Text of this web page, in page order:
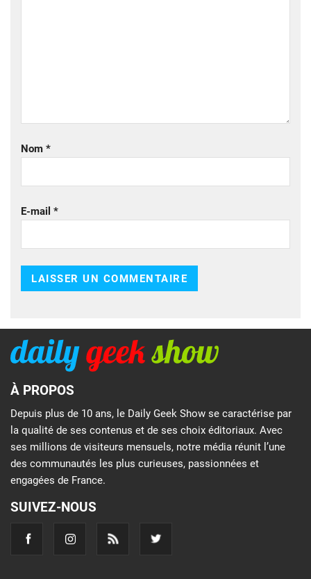
Nom *
E-mail *
À PROPOS
Depuis plus de 10 ans, le Daily Geek Show se caractérise par
la qualité de ses contenus et de ses choix éditoriaux. Avec
ses millions de visiteurs mensuels, notre média réunit l’une
des communautés les plus curieuses, passionnées et
engagées de France.
SUIVEZ-NOUS